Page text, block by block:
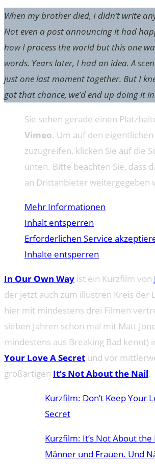
When my brother died, I didn’t write
Not even a post announcing it had
how I process the world but this one
words. Years later, I had an idea. A
just one last moment together. But I
got that chance, we’d end up doing it
Sie sehen gerade einen
Vimeo. Um auf den
zuzugreifen, klicken Sie auf die
unten. Bitte beachten Sie, dass
an Drittanbieter weitergegeben
Mehr Informationen
Inhalt entsperren
Erforderlichen Service
Inhalte entsperren
In Our Own Way ist ein Kurzfilm von
der jetzt auch zum illustren Kreis der
hier mit mindestens drei Filmen
sieben Jahren schon mal mit Matt
mindestens aus Breaking Bad kennt)
Your Love A Secret und vor
großartigen It’s Not About the Nail.
Kurzfilm: Don’t Keep Your
Secret
Kurzfilm: It’s Not About the
Männer und Frauen. Und